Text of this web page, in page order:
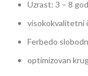
Uzrast: 3 – 8
visokokvalitetni
Ferbedo
optimizovan